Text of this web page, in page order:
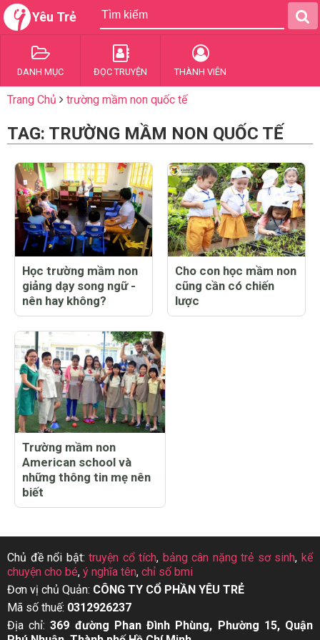
Yêu Trẻ
DANH MỤC ĐỌC TRUYỆN THÀNH VIÊN
Trang Chủ trường mầm non quốc tế
TAG: TRƯỜNG MẦM NON QUỐC TẾ
Học trường mầm non
giảng dạy song ngữ -
nên hay không?
Cho con học mầm non
cũng cần có chiến
lược
Trường mầm non
American school và
những thông tin mẹ nên
biết
Chủ đề nổi bật:truyện cổ tích, bảng cân nặng trẻ sơ sinh, kể
chuyện cho bé, ý nghĩa tên, chỉ số bmi
Đơn vị chủ Quản: CÔNG TY CỔ PHẦN YÊU TRẺ
Mã số thuế: 0312926237
Địa chỉ:369 đường Phan Đình Phùng, Phường 15, Quận